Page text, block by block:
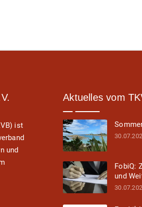
ist
und
Aktuelles vom
FobiQ:
und